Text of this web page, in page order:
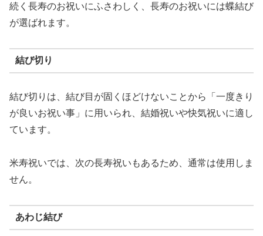
続く長寿のお祝いにふさわしく、長寿のお祝いには蝶結び
が選ばれます。
結び切り
結び切りは、結び目が固くほどけないことから「一度きり
が良いお祝い事」に用いられ、結婚祝いや快気祝いに適し
ています。
米寿祝いでは、次の長寿祝いもあるため、通常は使用しま
せん。
あわじ結び